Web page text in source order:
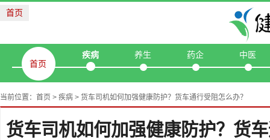
首页
首页
疾病 养生 药企 中医
当前位置： 首页 > 疾病 > 货车司机如何加强健康防护？货车通行受阻怎么办？
货车司机如何加强健康防护？货